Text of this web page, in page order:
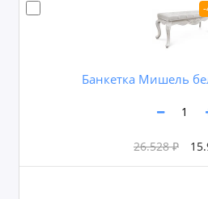
Банкетка Мишель
26.528 ₽